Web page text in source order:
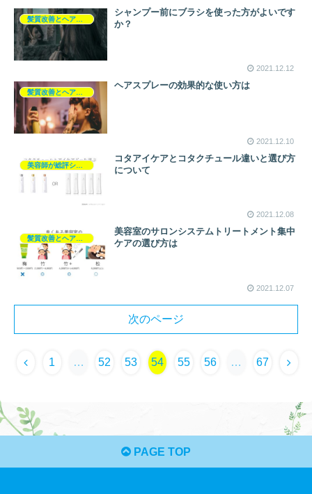
シャンプー前にブラシを使った方がよいです
か？
2021.12.12
ヘアスプレーの効果的な使い方は
2021.12.10
コタアイケアとコタクチュール違いと選び方
について
2021.12.08
髪質改善とヘアの疑問
美容室のサロンシステムトリートメント集中
ケアの選び方は
2021.12.07
次のページ
1 … 52 53 54 55 56 … 67
PAGE TOP